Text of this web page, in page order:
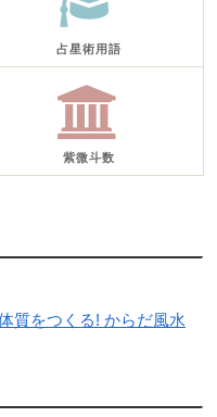
占星術用語
紫微斗数
質をつくる! からだ風水